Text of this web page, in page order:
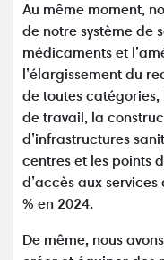
Au même moment,
de notre système de
médicaments et
l’élargissement du
de toutes catégories,
de travail, la
d’infrastructures
centres et les points
d’accès aux
% en 2024.
De même, nous